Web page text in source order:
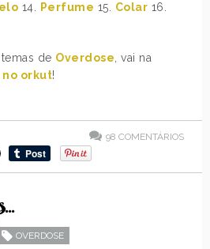
14. Perfume 15. Colar 16.
de Overdose , vai na
no orkut!
98 COMENTÁRIOS
OVERDOSE